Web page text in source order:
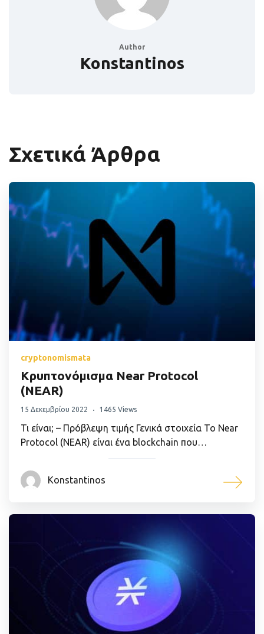
Author
Konstantinos
Σχετικά Άρθρα
cryptonomismata
Κρυπτονόμισμα Near Protocol
(NEAR)
15 Δεκεμβρίου 2022 1465 Views
Τι είναι; – Πρόβλεψη τιμής Γενικά στοιχεία Το Near
Protocol (NEAR) είναι ένα blockchain που…
Konstantinos